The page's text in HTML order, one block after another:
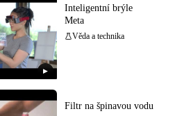
▶
Inteligentní brýle
Meta
Věda a technika
Filtr na špinavou vodu